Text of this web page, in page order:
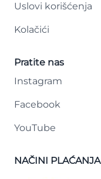
Uslovi korišćenja
Kolačići
Pratite nas
Instagram
Facebook
YouTube
NAČINI PLAĆANJA